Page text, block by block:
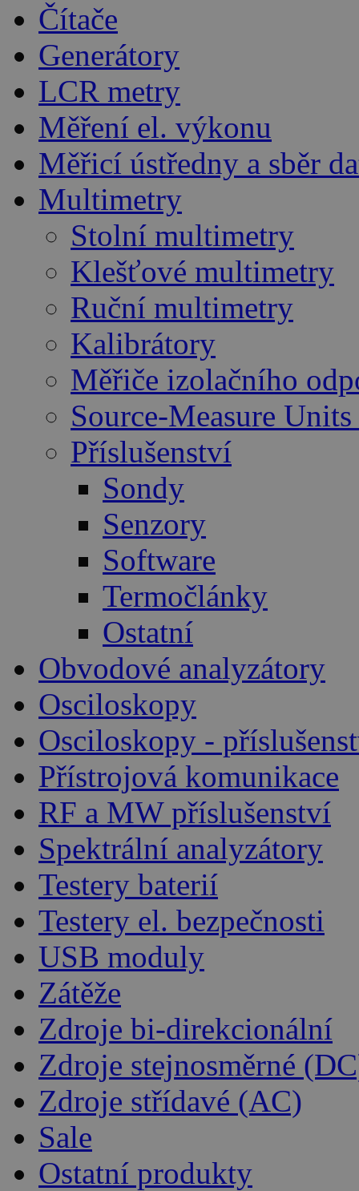
Čítače
Generátory
LCR metry
Měření el. výkonu
Měřicí ústředny a sběr
Multimetry
Stolní multimetry
Klešťové multimetry
Ruční multimetry
Kalibrátory
Měřiče izolačního
Source-Measure
Příslušenství
Sondy
Senzory
Software
Termočlánky
Ostatní
Obvodové analyzátory
Osciloskopy
Osciloskopy -
Přístrojová komunikace
RF a MW příslušenství
Spektrální analyzátory
Testery baterií
Testery el. bezpečnosti
USB moduly
Zátěže
Zdroje bi-direkcionální
Zdroje stejnosměrné
Zdroje střídavé (AC)
Sale
Ostatní produkty